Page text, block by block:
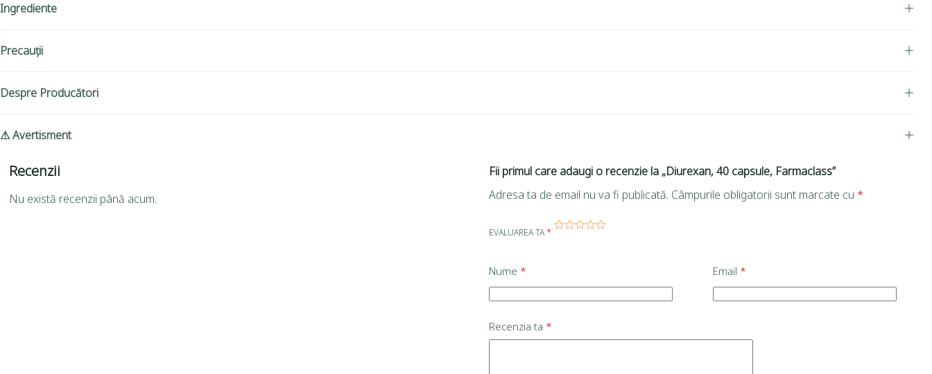
Ingrediente
Precauții
Despre Producători
⚠ Avertisment
Recenzii
Nu există recenzii până acum.
Fii primul care adaugi o recenzie la „Diurexan, 40 capsule, Farmaclass”
Adresa ta de email nu va fi publicată. Câmpurile obligatorii sunt marcate cu *
EVALUAREA TA*
Nume * Email *
Recenzia ta *